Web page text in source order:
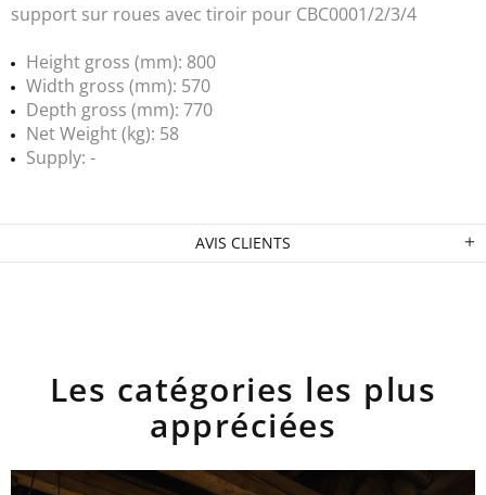
support sur roues avec tiroir pour CBC0001/2/3/4
Height gross (mm): 800
Width gross (mm): 570
Depth gross (mm): 770
Net Weight (kg): 58
Supply: -
AVIS CLIENTS
Les catégories les plus
appréciées